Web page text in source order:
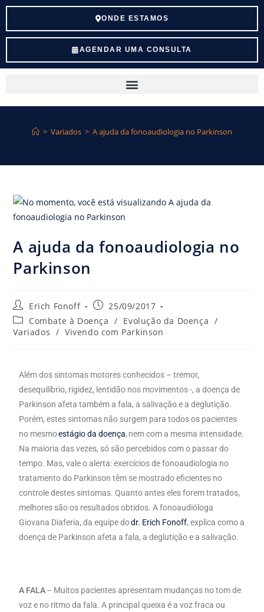
ONDE ESTAMOS
AGENDAR UMA CONSULTA
> Variados > A ajuda da fonoaudiologia no Parkinson
A ajuda da fonoaudiologia no
Parkinson
Erich Fonoff
25/09/2017
Combate à Doença / Evolução da Doença /
Variados / Vivendo com Parkinson
Além dos sintomas motores conhecidos – tremor,
desequilíbrio, rigidez, lentidão nos movimentos -, a doença de
Parkinson afeta também a fala, a salivação e a deglutição.
Porém, estes sintomas não surgem para todos os pacientes
no mesmoestágio da doença, nem com a mesma intensidade.
Na maioria das vezes, só são percebidos com o passar do
tempo. Mas, vale o alerta: exercícios de fonoaudiologia no
tratamento do Parkinson têm se mostrado eficientes no
controle destes sintomas. Quanto antes eles forem tratados,
melhores são os resultados obtidos. A fonoaudióloga
Giovana Diaferia, da equipe dodr. Erich Fonoff, explica como a
doença de Parkinson afeta a fala, a deglutição e a salivação.
A FALA– Muitos pacientes apresentam mudanças no tom de
voz e no ritmo da fala. A principal queixa é a voz fraca ou